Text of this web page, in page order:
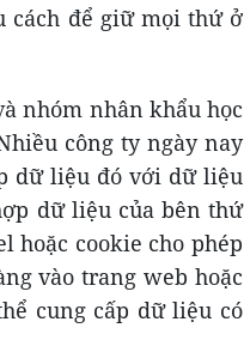
cách để giữ mọi thứ ở
nhóm nhân khẩu học
công ty ngày nay
dữ liệu đó với dữ liệu
dữ liệu của bên thứ
hoặc cookie cho phép
vào trang web hoặc
cung cấp dữ liệu có